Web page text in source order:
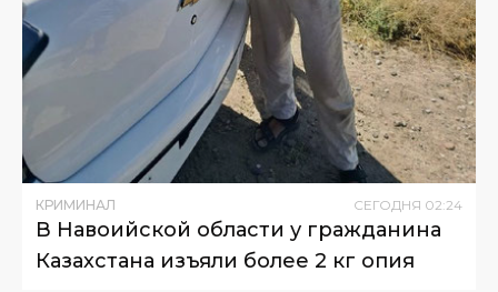
КРИМИНАЛ СЕГОДНЯ 02:24
В Навоийской области у гражданина
Казахстана изъяли более 2 кг опия